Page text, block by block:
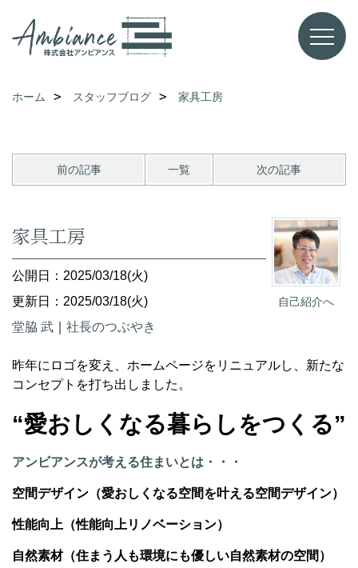
ホーム スタッフブログ 家具工房
前の記事 一覧 次の記事
自己紹介へ
家具工房
公開日：2025/03/18(火)
更新日：2025/03/18(火)
堂脇 武
社長のつぶやき
昨年にロゴを変え、ホームページをリニュアルし、新たな
コンセプトを打ち出しました。
“愛おしくなる暮らしをつくる”
アンビアンスが考える住まいとは・・・
空間デザイン（愛おしくなる空間を叶える空間デザイン）
性能向上（性能向上リノベーション）
自然素材（住まう人も環境にも優しい自然素材の空間）